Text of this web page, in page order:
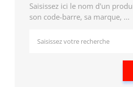
Saisissez ici le nom d'un
son code-barre, sa marque, ...